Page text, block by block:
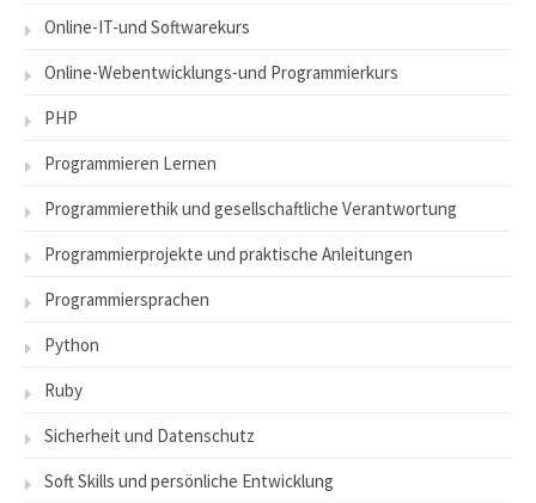
Online-IT-und Softwarekurs
Online-Webentwicklungs-und Programmierkurs
PHP
Programmieren Lernen
Programmierethik und gesellschaftliche Verantwortung
Programmierprojekte und praktische Anleitungen
Programmiersprachen
Python
Ruby
Sicherheit und Datenschutz
Soft Skills und persönliche Entwicklung